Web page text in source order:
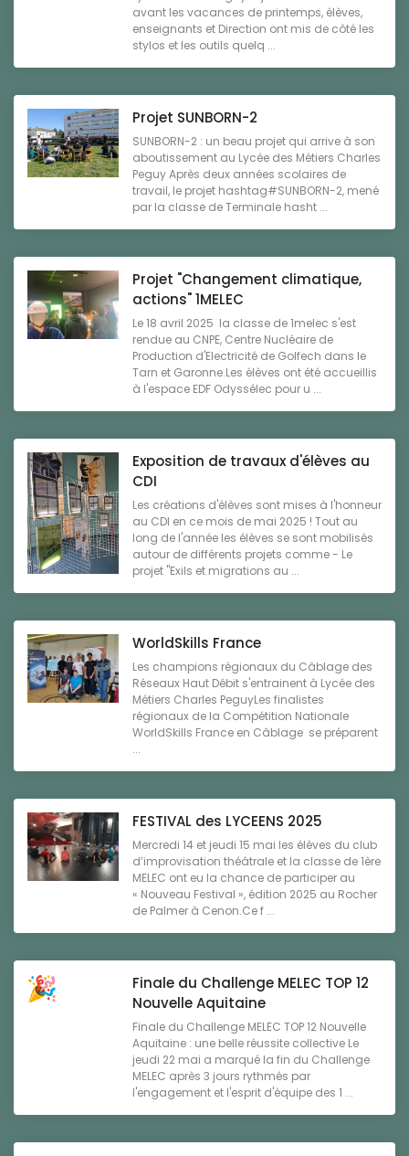
avant les vacances de printemps, élèves,
enseignants et Direction ont mis de côté les
stylos et les outils quelq ...
Projet SUNBORN-2
SUNBORN-2 : un beau projet qui arrive à son
aboutissement au Lycée des Métiers Charles
Peguy Après deux années scolaires de
travail, le projet hashtag#SUNBORN-2, mené
par la classe de Terminale hasht ...
Projet "Changement climatique,
actions" 1MELEC
Le 18 avril 2025 la classe de 1melec s'est
rendue au CNPE, Centre Nucléaire de
Production d'Electricité de Golfech dans le
Tarn et Garonne.Les élèves ont été accueillis
à l'espace EDF Odyssélec pour u ...
Exposition de travaux d'élèves au
CDI
Les créations d'élèves sont mises à l'honneur
au CDI en ce mois de mai 2025 ! Tout au
long de l'année les élèves se sont mobilisés
autour de différents projets comme - Le
projet "Exils et migrations au ...
WorldSkills France
Les champions régionaux du Câblage des
Réseaux Haut Débit s'entrainent à Lycée des
Métiers Charles PeguyLes finalistes
régionaux de la Compétition Nationale
WorldSkills France en Câblage se préparent
...
FESTIVAL des LYCEENS 2025
Mercredi 14 et jeudi 15 mai les élèves du club
d’improvisation théâtrale et la classe de 1ère
MELEC ont eu la chance de participer au
« Nouveau Festival », édition 2025 au Rocher
de Palmer à Cenon.Ce f ...
Finale du Challenge MELEC TOP 12
Nouvelle Aquitaine
Finale du Challenge MELEC TOP 12 Nouvelle
Aquitaine : une belle réussite collective Le
jeudi 22 mai a marqué la fin du Challenge
MELEC après 3 jours rythmés par
l'engagement et l'esprit d'équipe des 1 ...